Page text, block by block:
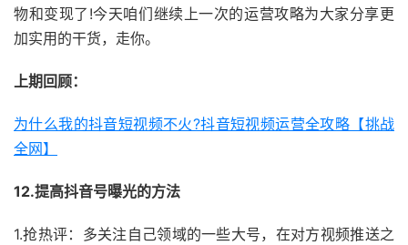
物和变现了!今天咱们继续上一次的运营攻略为大家分享更
加实用的干货，走你。
上期回顾：
为什么我的抖音短视频不火?抖音短视频运营全攻略【挑战
全网】
12.提高抖音号曝光的方法
1.抢热评：多关注自己领域的一些大号，在对方视频推送之